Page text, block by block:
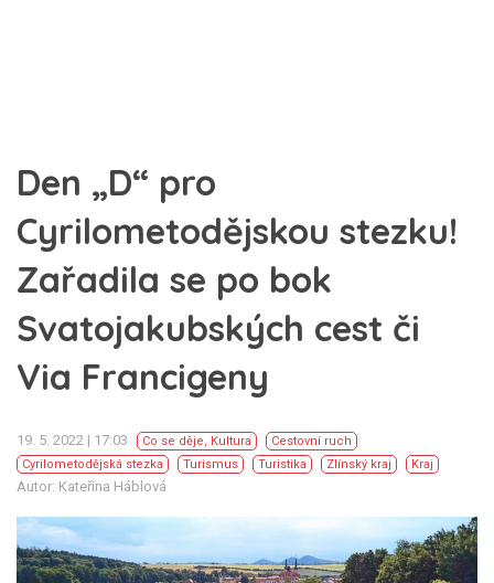
Den „D“ pro
Cyrilometodějskou stezku!
Zařadila se po bok
Svatojakubských cest či
Via Francigeny
19. 5. 2022 | 17:03 Co se děje, Kultura
Cestovní ruch
Cyrilometodějská stezka
Turismus Turistika Zlínský kraj Kraj
Autor: Kateřina Háblová